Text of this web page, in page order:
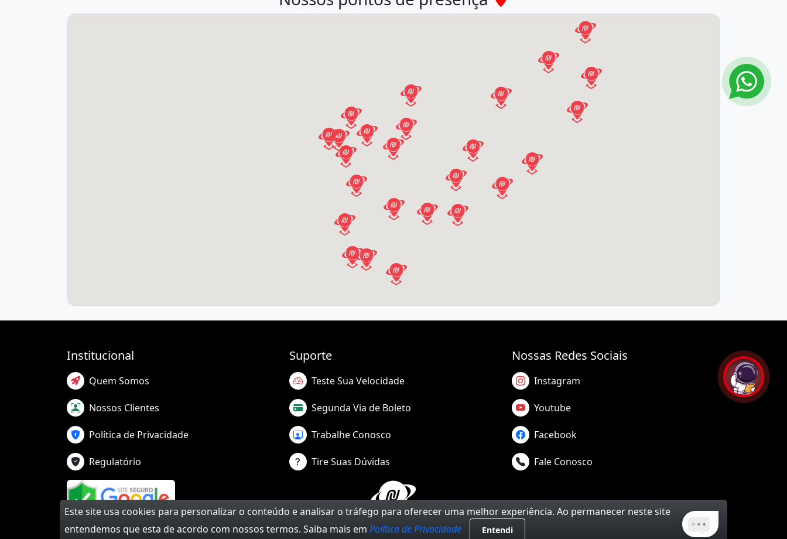
Este site usa cookies para personalizar o conteúdo e analisar o tráfego para oferecer uma melhor experiência. Ao permanecer neste site
entendemos que esta de acordo com nossos termos. Saiba mais em Política de Privacidade Entendi
Institucional
Quem Somos
Nossos Clientes
Política de Privacidade
Regulatório
Suporte
Teste Sua Velocidade
Segunda Via de Boleto
Trabalhe Conosco
Tire Suas Dúvidas
Nossas Redes Sociais
Instagram
Youtube
Facebook
Fale Conosco